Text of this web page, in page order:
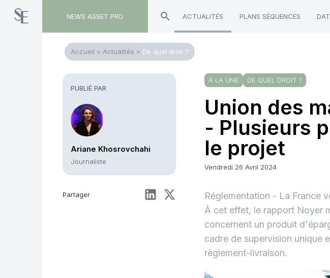
NEWS ASSET PRO ACTUALITÉS PLANS SÉQUENCES
Accueil > Actualités > De quel droit ?
PUBLIÉ PAR
Ariane Khosrovchahi
Journaliste
Partager
À LA UNE DE QUEL DROIT ?
Union des
- Plusieurs
le projet
Vendredi 26 Avril 2024
Réglementation - La France
À cet effet, le rapport Noyer
concernent un produit
cadre de supervision unique
règlement-livraison.